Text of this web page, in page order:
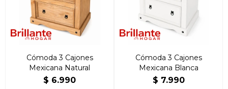
Cómoda 3 Cajones
Mexicana Natural
$ 6.990
Cómoda 3 Cajones
Mexicana Blanca
$ 7.990